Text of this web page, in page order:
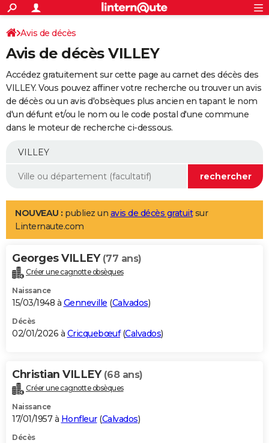
ACTUALITÉS
Politique
Société
Faits Divers
Education
Monde
Villes
+
SPORT
Coupe du monde 2026
Football
Tennis
Cyclisme
Rugby
Forum
Programme TV
TNTStreaming
Cinéma
Sorties cinéma
Musique
+
FINANCE
Retraite
Impôts
Epargne
Immobilier
Risques naturels par ville
Banque
Assurance
Crédit
AUTO
Essais
Réserver un essai
Citadines
Berlines
SUV
Forum auto
+
Mobiles
Meilleur smartphone
Internet
Ordinateurs
Jeux vidéo
Guide high-tech
Aménagement intérieur
LIFESTYLE
Art de vivre
Bien-être
Loisirs
Mode
Modes de vie
Alimentation
Guide de la santé
Maladies
Médicaments
Sommeil
VOYAGE
Destinations
City break
Voyage nature
Voyage de noces
Forum
Climat
+PHOTO
GUIDES D'ACHAT
BONS PLANS
Carte de Noël
Carte Bonne année
Carte Saint-Valentin
Carte Pâques
Carte d'anniversaire
DICTIONNAIRE
Dictionnaire
Biographies
Citations
Expressions
Proverbes
PROGRAMME TV
Avis de décès
Avis de décès VILLEY
Accédez gratuitement sur cette page au carnet des décès des
VILLEY. Vous pouvez affiner votre recherche ou trouver un avis
de décès ou un avis d'obsèques plus ancien en tapant le nom
d'un défunt et/ou le nom ou le code postal d'une commune
dans le moteur de recherche ci-dessous.
NOUVEAU : publiez un avis de décès gratuitsur
Linternaute.com
Georges VILLEY (77 ans)
Créer une cagnotte obsèques
Naissance
15/03/1948 à Genneville (Calvados)
Décès
02/01/2026 à Cricquebœuf(Calvados)
Christian VILLEY (68 ans)
Créer une cagnotte obsèques
Naissance
17/01/1957 à Honfleur(Calvados)
Décès